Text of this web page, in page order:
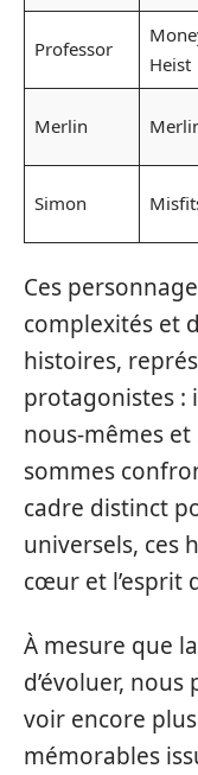
Professor
Heist
Merlin
Simon
Ces
complexités et
histoires,
protagonistes :
nous-mêmes
sommes
cadre distinct
universels, ces
cœur et l’esprit
À mesure que
d’évoluer,
voir encore
mémorables